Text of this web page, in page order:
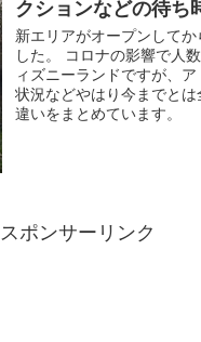
クションなどの待ち
新エリアがオープンして
した。 コロナの影響で人
ィズニーランドですが、
状況などやはり今までと
違いをまとめています。
スポンサーリンク